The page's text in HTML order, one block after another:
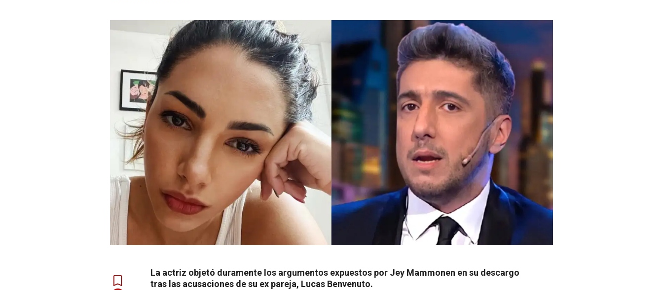
La actriz objetó duramente los argumentos expuestos por Jey Mammonen en su descargo
tras las acusaciones de su ex pareja, Lucas Benvenuto.